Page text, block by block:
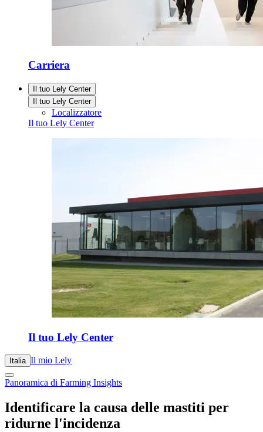
Carriera
Il tuo Lely Center
Il tuo Lely Center
Localizzatore
Il tuo Lely Center
Il tuo Lely Center
Italia Il mio Lely
Panoramica di Farming Insights
Identificare la causa delle mastiti per
ridurne l'incidenza